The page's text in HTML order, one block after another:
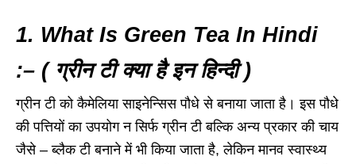
1. What Is Green Tea In Hindi
:– ( ग्रीन टी क्या है इनहिन्दी )
ग्रीन टी को कैमेलिया साइनेन्सिस पौधे से बनाया जाता है। इस पौधे
की पत्तियों का उपयोग न सिर्फ ग्रीन टी बल्कि अन्य प्रकार की चाय
जैसे – ब्लैक टी बनाने में भी किया जाता है, लेकिन मानव स्वास्थ्य